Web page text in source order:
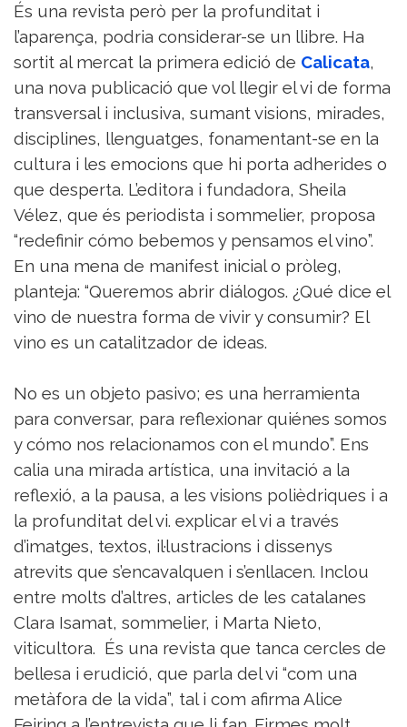
És una revista però per la profunditat i
l’aparença, podria considerar-se un llibre. Ha
sortit al mercat la primera edició de Calicata,
una nova publicació que vol llegir el vi de forma
transversal i inclusiva, sumant visions, mirades,
disciplines, llenguatges, fonamentant-se en la
cultura i les emocions que hi porta adherides o
que desperta. L’editora i fundadora, Sheila
Vélez, que és periodista i sommelier, proposa
“redefinir cómo bebemos y pensamos el vino”.
En una mena de manifest inicial o pròleg,
planteja: “Queremos abrir diálogos. ¿Qué dice el
vino de nuestra forma de vivir y consumir? El
vino es un catalitzador de ideas.
No es un objeto pasivo; es una herramienta
para conversar, para reflexionar quiénes somos
y cómo nos relacionamos con el mundo”. Ens
calia una mirada artística, una invitació a la
reflexió, a la pausa, a les visions polièdriques i a
la profunditat del vi. explicar el vi a través
d’imatges, textos, il·lustracions i dissenys
atrevits que s’encavalquen i s’enllacen. Inclou
entre molts d’altres, articles de les catalanes
Clara Isamat, sommelier, i Marta Nieto,
viticultora. És una revista que tanca cercles de
bellesa i erudició, que parla del vi “com una
metàfora de la vida”, tal i com afirma Alice